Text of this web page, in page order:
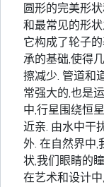
圆形的完美形
和最常见的形
它构成了轮子
承的基础,使得
擦减少. 管道和
常强大的,也是
中,行星围绕恒
近亲. 由水中干
外. 在自然界中
状,我们眼睛的
在艺术和设计